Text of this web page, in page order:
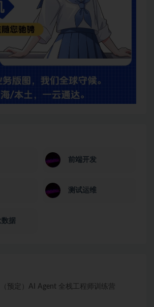
前端开发
测试运维
据
（预定）AI Agent 全栈工程师训练营